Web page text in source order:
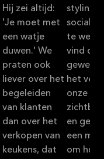
Hij zei altijd:
'Je moet met
een watje
duwen.' We
praten ook
liever over het
begeleiden
van klanten
dan over het
verkopen van
keukens, dat
styling
sociale
te
vind dat
het
onze
en
een
om hun